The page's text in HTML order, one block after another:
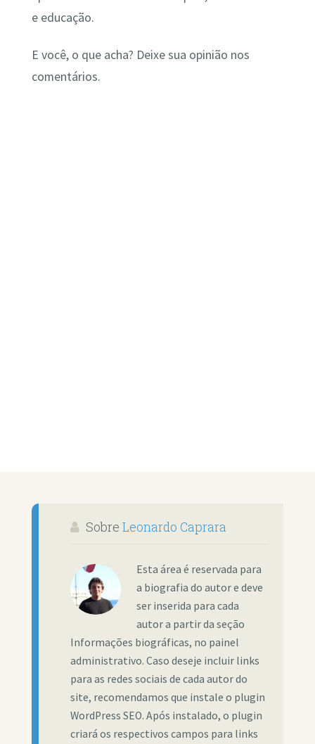
e educação.
E você, o que acha? Deixe sua opinião nos
comentários.
Sobre Leonardo Caprara
Esta área é reservada para
a biografia do autor e deve
ser inserida para cada
autor a partir da seção
Informações biográficas, no painel
administrativo. Caso deseje incluir links
para as redes sociais de cada autor do
site, recomendamos que instale o plugin
WordPress SEO. Após instalado, o plugin
criará os respectivos campos para links